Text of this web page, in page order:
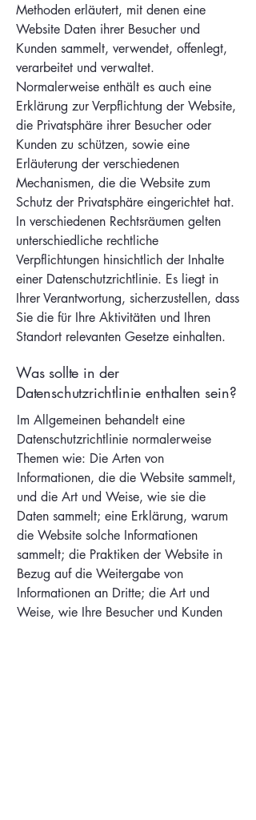
Methoden erläutert, mit denen eine
Website Daten ihrer Besucher und
Kunden sammelt, verwendet, offenlegt,
verarbeitet und verwaltet.
Normalerweise enthält es auch eine
Erklärung zur Verpflichtung der Website,
die Privatsphäre ihrer Besucher oder
Kunden zu schützen, sowie eine
Erläuterung der verschiedenen
Mechanismen, die die Website zum
Schutz der Privatsphäre eingerichtet hat.
In verschiedenen Rechtsräumen gelten
unterschiedliche rechtliche
Verpflichtungen hinsichtlich der Inhalte
einer Datenschutzrichtlinie. Es liegt in
Ihrer Verantwortung, sicherzustellen, dass
Sie die für Ihre Aktivitäten und Ihren
Standort relevanten Gesetze einhalten.
Was sollte in der
Datenschutzrichtlinie enthalten sein?
Im Allgemeinen behandelt eine
Datenschutzrichtlinie normalerweise
Themen wie: Die Arten von
Informationen, die die Website sammelt,
und die Art und Weise, wie sie die
Daten sammelt; eine Erklärung, warum
die Website solche Informationen
sammelt; die Praktiken der Website in
Bezug auf die Weitergabe von
Informationen an Dritte; die Art und
Weise, wie Ihre Besucher und Kunden